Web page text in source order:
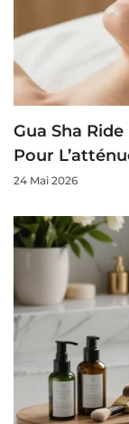
Gua Sha
Pour
24 Mai 2026